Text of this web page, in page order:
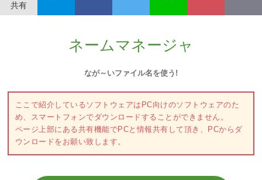
共有
ネームマネージャ
なが～いファイル名を使う!
ここで紹介しているソフトウェアはPC向けのソフトウェアのた
め、スマートフォンでダウンロードすることができません。
ページ上部にある共有機能でPCと情報共有して頂き、PCからダ
ウンロードをお願い致します。